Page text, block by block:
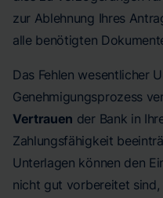
zur Ablehnung Ihres
alle benötigten
Das Fehlen wesentlicher
Genehmigungsprozess
Vertrauen der Bank in
Zahlungsfähigkeit
Unterlagen können den
nicht gut vorbereitet sind,